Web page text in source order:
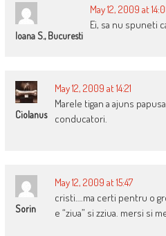
Ioana S., Bucuresti
May 12, 2009 at
Ei, sa nu spuneti
Ciolanus
May 12, 2009 at 14:21
Marele tigan a ajuns
conducatori.
Sorin
May 12, 2009 at 15:47
cristi….ma certi pentru o
e “ziua” si zziua. mersi si